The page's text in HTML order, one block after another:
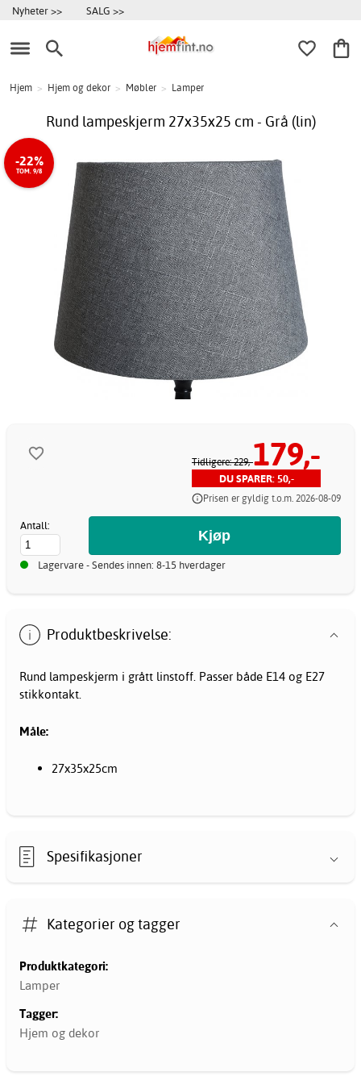
Nyheter >> SALG >>
Hjem > Hjem og dekor > Møbler > Lamper
Rund lampeskjerm 27x35x25 cm - Grå (lin)
-22%
TOM. 9/8
Tidligere: 229,-179,-
DU SPARER: 50,-
Prisen er gyldig t.o.m. 2026-08-09
Antall:
Lagervare - Sendes innen: 8-15 hverdager
Produktbeskrivelse:
Rund lampeskjerm i grått linstoff. Passer både E14 og E27
stikkontakt.
Måle:
27x35x25cm
Spesifikasjoner
Kategorier og tagger
Produktkategori:
Lamper
Tagger:
Hjem og dekor